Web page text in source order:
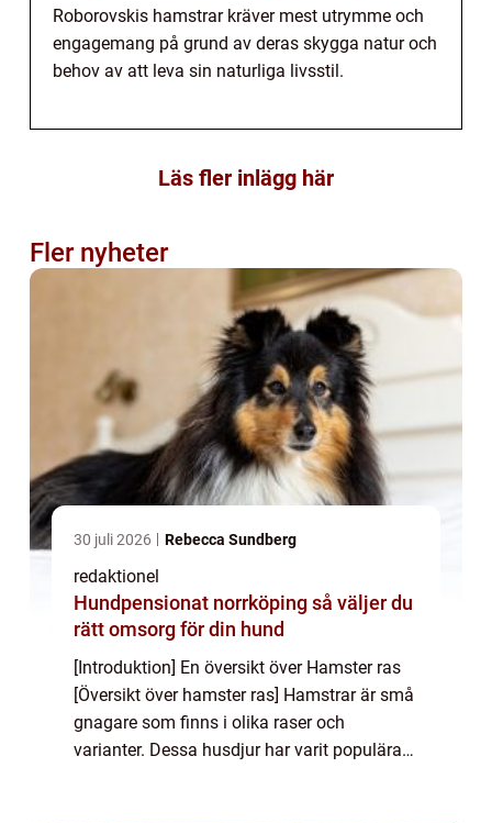
Roborovskis hamstrar kräver mest utrymme och
engagemang på grund av deras skygga natur och
behov av att leva sin naturliga livsstil.
Läs fler inlägg här
Fler nyheter
30 juli 2026 Rebecca Sundberg
redaktionel
Hundpensionat norrköping så väljer du
rätt omsorg för din hund
[Introduktion] En översikt över Hamster ras
[Översikt över hamster ras] Hamstrar är små
gnagare som finns i olika raser och
varianter. Dessa husdjur har varit populära